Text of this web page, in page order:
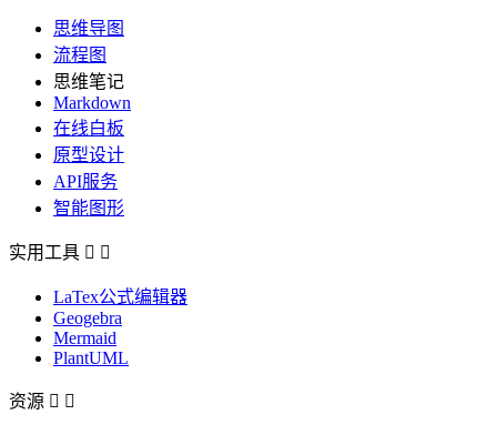
思维导图
流程图
思维笔记
Markdown
在线白板
原型设计
API服务
智能图形
实用工具  
LaTex公式编辑器
Geogebra
Mermaid
PlantUML
资源  